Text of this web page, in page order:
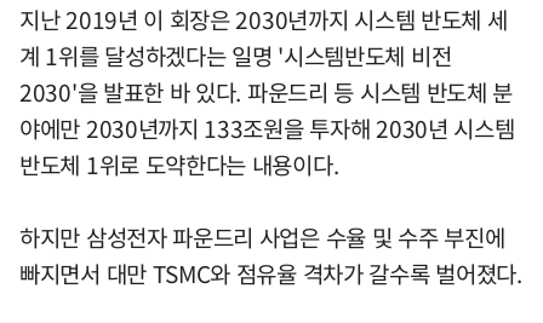
지난 2019년 이 회장은 2030년까지 시스템 반도체 세
계 1위를 달성하겠다는 일명 '시스템반도체 비전
2030'을 발표한 바 있다. 파운드리 등 시스템 반도체 분
야에만 2030년까지 133조원을 투자해 2030년 시스템
반도체 1위로 도약한다는 내용이다.
하지만 삼성전자 파운드리 사업은 수율 및 수주 부진에
빠지면서 대만 TSMC와 점유율 격차가 갈수록 벌어졌다.